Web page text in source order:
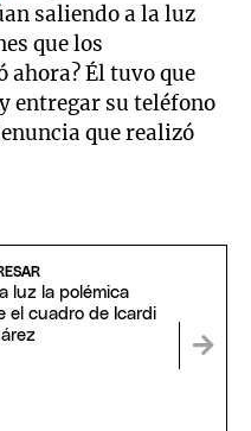
saliendo a la luz
que los
ahora? Él tuvo que
entregar su teléfono
que realizó
luz la polémica
el cuadro de Icardi